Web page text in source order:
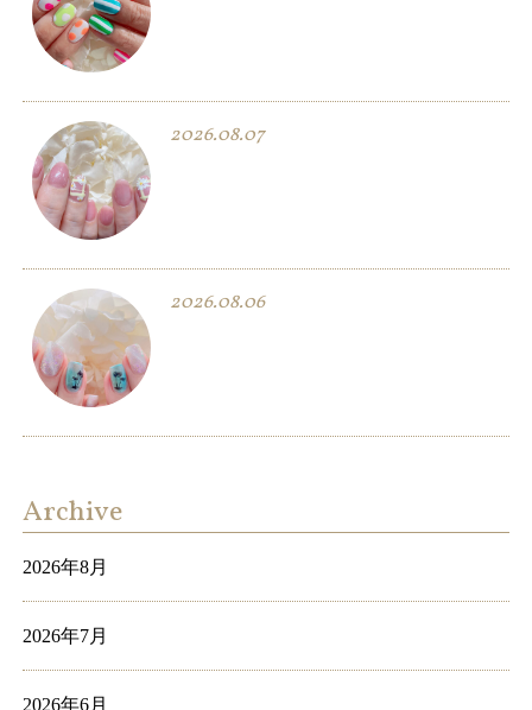
2026.08.07
2026.08.06
Archive
2026年8月
2026年7月
2026年6月